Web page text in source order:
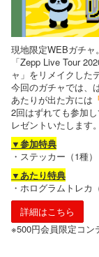
現地限定WEBガチャ。
「Zepp Live Tour
ャ」をリメイクした
今回のガチャでは、
あたりが出た方には
2回はずれても参加
レゼントいたします。
▼参加特典
・ステッカー（1種）
▼あたり特典
・ホログラムトレカ
詳細はこちら
※500円会員限定コン